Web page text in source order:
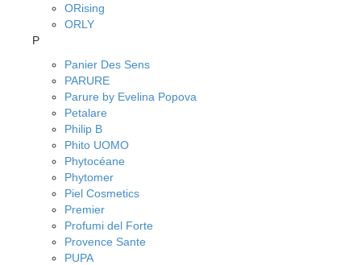
ORising
ORLY
P
Panier Des Sens
PARURE
Parure by Evelina Popova
Petalare
Philip B
Phito UOMO
Phytocéane
Phytomer
Piel Cosmetics
Premier
Profumi del Forte
Provence Sante
PUPA